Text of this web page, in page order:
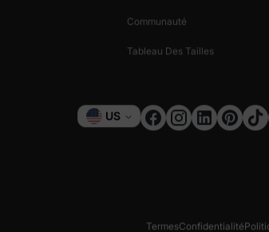
Communauté
Tableau Des Tailles
Monnaie
US
TermesConfidentialité